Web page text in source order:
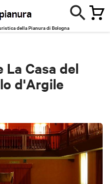
della Pianura di Bologna
Casa del
d'Argile